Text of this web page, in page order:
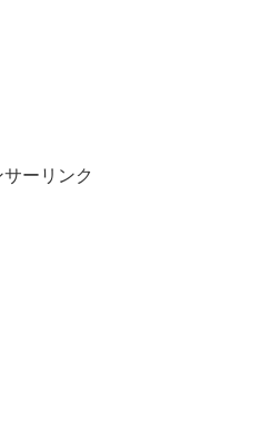
サーリンク